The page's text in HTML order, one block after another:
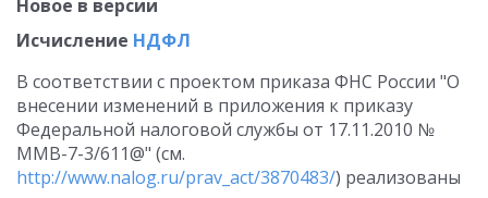
Новое в версии
Исчисление НДФЛ
В соответствии с проектом приказа ФНС России "О
внесении изменений в приложения к приказу
Федеральной налоговой службы от 17.11.2010 №
ММВ-7-3/611@" (см.
http://www.nalog.ru/prav_act/3870483/) реализованы